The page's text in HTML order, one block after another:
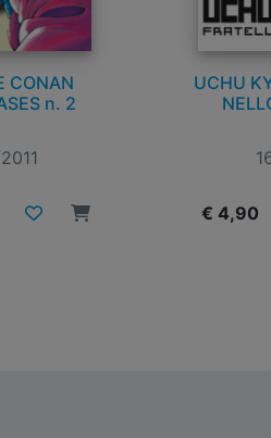
CONAN
n. 2
UCHU
€ 4,90